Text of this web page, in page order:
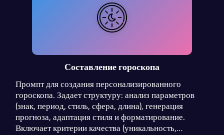
Составление гороскопа
Промпт для создания персонализированного
гороскопа. Задает структуру: анализ параметров
(знак, период, стиль, сфера, длина), генерация
прогноза, адаптация стиля и форматирование.
Включает критерии качества (уникальность,